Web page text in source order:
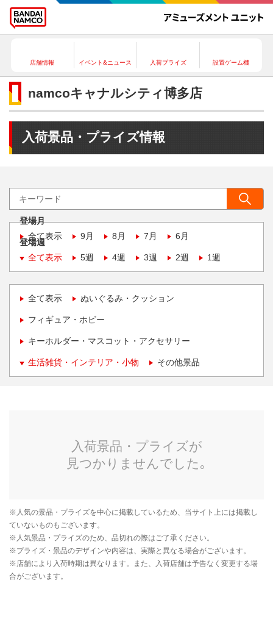
店舗情報 イベント&ニュース 入荷プライズ 設置ゲーム機
namcoキャナルシティ博多店
入荷景品・プライズ情報
登場月
全て表示
9月 8月 7月 6月
登場週
全て表示
5週 4週 3週 2週 1週
全て表示 ぬいぐるみ・クッション
フィギュア・ホビー
キーホルダー・マスコット・アクセサリー
生活雑貨・インテリア・小物 その他景品